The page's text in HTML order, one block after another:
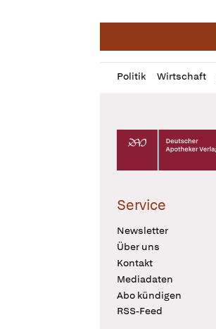
Politik Wirtschaft
Profil
öffnen
Daz
Pur
Deutscher
Service
Newsletter
Über uns
Kontakt
Mediadaten
Abo kündigen
RSS-Feed